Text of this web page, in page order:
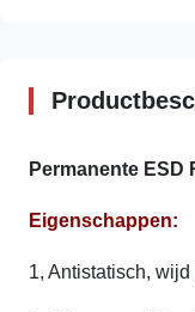
Permanente
Eigenschappen:
1, Antistatisch,